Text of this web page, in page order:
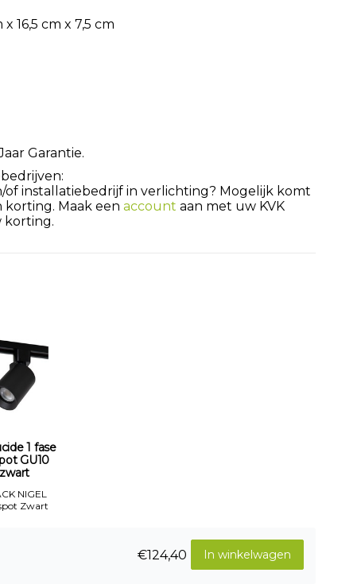
16,5 cm x 7,5 cm
Garantie.
installatiebedrijf in verlichting? Mogelijk komt
korting. Maak een account aan met uw KVK
korting.
1 fase
GU10
zwart
NIGEL
Zwart
In winkelwagen
€124,40